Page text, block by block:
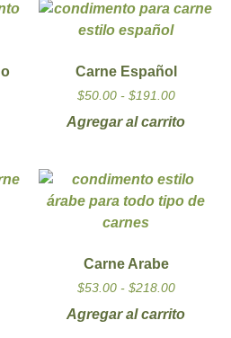
Carne Español
$50.00 - $191.00
Agregar al carrito
Carne Arabe
$53.00 - $218.00
Agregar al carrito